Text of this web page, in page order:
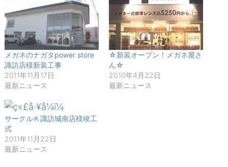
有
(
し
い
ウ
ィ
ン
ド
ウ
で
開
き
す
)
は
ク
リ
ッ
ク
し
て
く
だ
さ
い
(
ウ
ィ
ン
ド
で
開
メガネのナガタpower store
諏訪店様新装工事
2011年11月17日
最新ニュース
☆新装オープン！メガネ屋さ
ん☆
2010年4月22日
最新ニュース
サークルＫ諏訪城南店様竣工
式
2011年11月22日
最新ニュース